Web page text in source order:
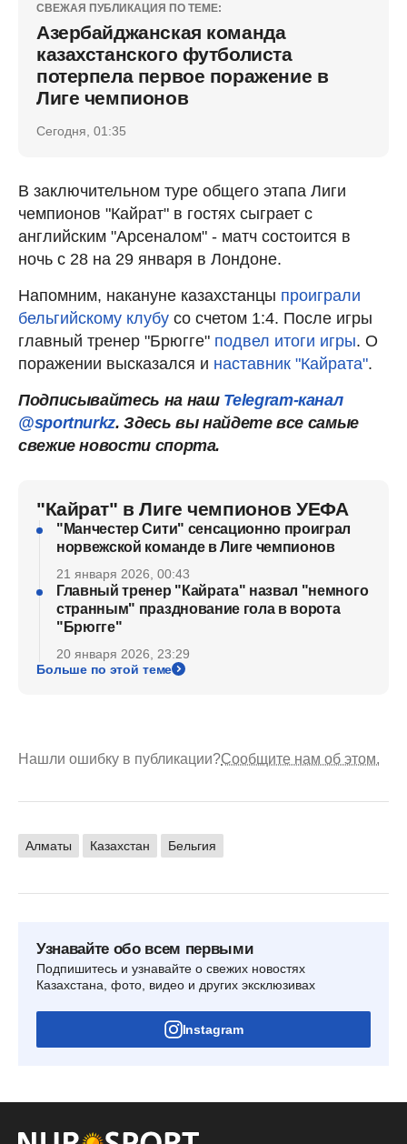
СВЕЖАЯ ПУБЛИКАЦИЯ ПО ТЕМЕ:
Азербайджанская команда
казахстанского футболиста
потерпела первое поражение в
Лиге чемпионов
Сегодня, 01:35
В заключительном туре общего этапа Лиги
чемпионов "Кайрат" в гостях сыграет с
английским "Арсеналом" - матч состоится в
ночь с 28 на 29 января в Лондоне.
Напомним, накануне казахстанцы проиграли
бельгийскому клубу со счетом 1:4. После игры
главный тренер "Брюгге" подвел итоги игры. О
поражении высказался и наставник "Кайрата".
Подписывайтесь на наш Telegram-канал
@sportnurkz. Здесь вы найдете все самые
свежие новости спорта.
"Кайрат" в Лиге чемпионов УЕФА
"Манчестер Сити" сенсационно проиграл
норвежской команде в Лиге чемпионов
21 января 2026, 00:43
Главный тренер "Кайрата" назвал "немного
странным" празднование гола в ворота
"Брюгге"
20 января 2026, 23:29
Больше по этой теме
Нашли ошибку в публикации?Сообщите нам об этом.
Алматы Казахстан Бельгия
Узнавайте обо всем первыми
Подпишитесь и узнавайте о свежих новостях
Казахстана, фото, видео и других эксклюзивах
Instagram